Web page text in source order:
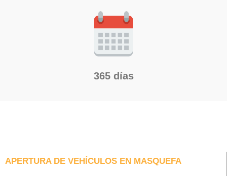
365 días
APERTURA DE VEHÍCULOS EN MASQUEFA